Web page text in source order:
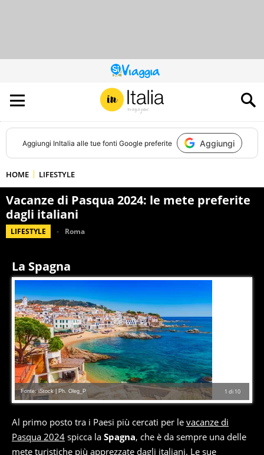
QUESTO
SITO
CONTRIBUISCE
ALL’AUDIENCE
DI
Aggiungi InItalia alle tue fonti Google preferite Aggiungi
HOME LIFESTYLE
Vacanze di Pasqua 2024: le mete preferite
dagli italiani
LIFESTYLE Roma
La Spagna
1 di 10
Fonte: iStock | Ph. Oleg_P
Al primo posto tra i Paesi più cercati per le vacanze di
Pasqua 2024 spicca la Spagna, che è da sempre una delle
mete turistiche più apprezzate dagli italiani. Le sue